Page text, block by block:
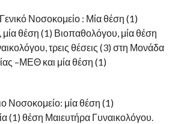
Νοσοκομείο : Μία θέση (1)
θέση (1) Βιοπαθολόγου, μία θέση
τρεις θέσεις (3) στη Μονάδα
–ΜΕΘ και μία θέση (1)
Νοσοκομείο: μία θέση (1)
(1) θέση Μαιευτήρα Γυναικολόγου.